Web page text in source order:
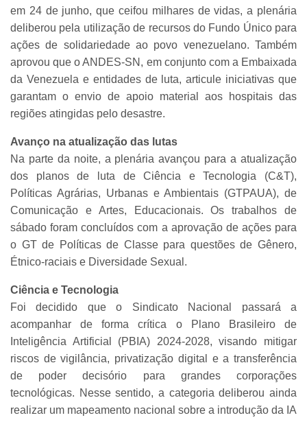
em 24 de junho, que ceifou milhares de vidas, a plenária
deliberou pela utilização de recursos do Fundo Único para
ações de solidariedade ao povo venezuelano. Também
aprovou que o ANDES-SN, em conjunto com a Embaixada
da Venezuela e entidades de luta, articule iniciativas que
garantam o envio de apoio material aos hospitais das
regiões atingidas pelo desastre.
Avanço na atualização das lutas
Na parte da noite, a plenária avançou para a atualização
dos planos de luta de Ciência e Tecnologia (C&T),
Políticas Agrárias, Urbanas e Ambientais (GTPAUA), de
Comunicação e Artes, Educacionais. Os trabalhos de
sábado foram concluídos com a aprovação de ações para
o GT de Políticas de Classe para questões de Gênero,
Étnico-raciais e Diversidade Sexual.
Ciência e Tecnologia
Foi decidido que o Sindicato Nacional passará a
acompanhar de forma crítica o Plano Brasileiro de
Inteligência Artificial (PBIA) 2024-2028, visando mitigar
riscos de vigilância, privatização digital e a transferência
de poder decisório para grandes corporações
tecnológicas. Nesse sentido, a categoria deliberou ainda
realizar um mapeamento nacional sobre a introdução da IA